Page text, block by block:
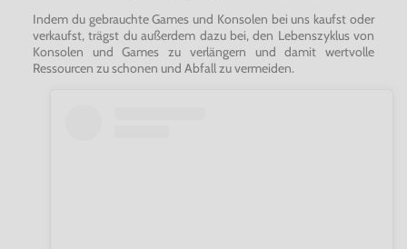
Indem du gebrauchte Games und Konsolen bei uns kaufst oder
verkaufst, trägst du außerdem dazu bei, den Lebenszyklus von
Konsolen und Games zu verlängern und damit wertvolle
Ressourcen zu schonen und Abfall zu vermeiden.